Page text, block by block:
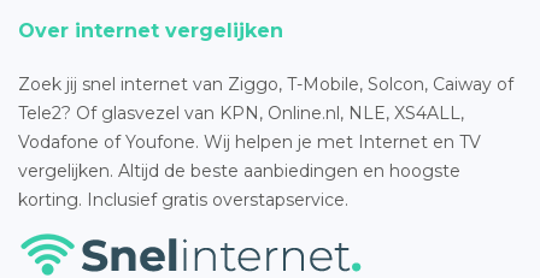
Over internet vergelijken
Zoek jij snel internet van Ziggo, T-Mobile, Solcon, Caiway of
Tele2? Of glasvezel van KPN, Online.nl, NLE, XS4ALL,
Vodafone of Youfone. Wij helpen je met Internet en TV
vergelijken. Altijd de beste aanbiedingen en hoogste
korting. Inclusief gratis overstapservice.